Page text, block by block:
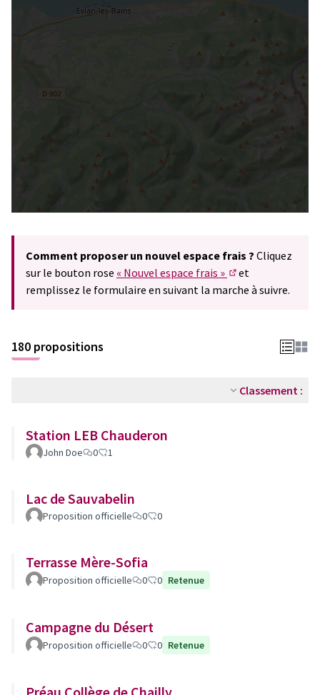
Comment proposer un nouvel espace frais ? Cliquez
sur le bouton rose « Nouvel espace frais »
(S'ouvre dans un
et
remplissez le formulaire en suivant la marche à suivre.
180 propositions
Classement :
Station LEB Chauderon
John Doe 0 1
Lac de Sauvabelin
Proposition officielle 0 0
Terrasse Mère-Sofia
Proposition officielle 0 0 Retenue
Campagne du Désert
Proposition officielle 0 0 Retenue
Préau Collège de Chailly